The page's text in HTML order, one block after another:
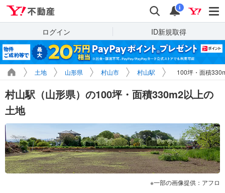
検索 通知
i
ログイン ID新規取得
土地 山形県 村山市 村山駅 100坪・面積
村山駅（山形県）の100坪・面積330m2以上の
土地
一部の画像提供：アフロ